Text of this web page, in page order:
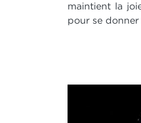
maintient la
pour se